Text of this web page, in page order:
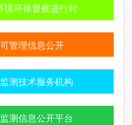
境环保督察进行时
管理信息公开
测技术服务机构
测信息公开平台